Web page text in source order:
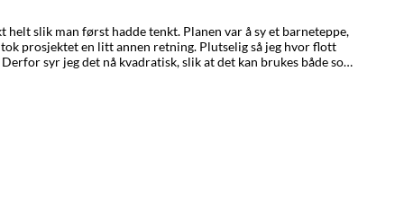
en litt annen retning. Plutselig så jeg hvor flott
syr jeg det nå kvadratisk, slik at det kan brukes både som